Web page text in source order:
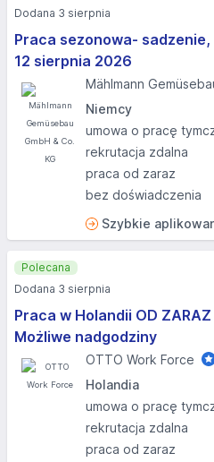
Praca sezonowa-
12 sierpnia 2026
Mählmann
Niemcy
umowa o pracę
rekrutacja zdalna
praca od zaraz
bez doświadczenia
Szybkie
Dodana 3 sierpnia
Praca w Holandii OD ZARAZ
Możliwe nadgodziny
OTTO Work Force
Holandia
umowa o pracę
rekrutacja zdalna
praca od zaraz
Polecana
Dodana 3 sierpnia